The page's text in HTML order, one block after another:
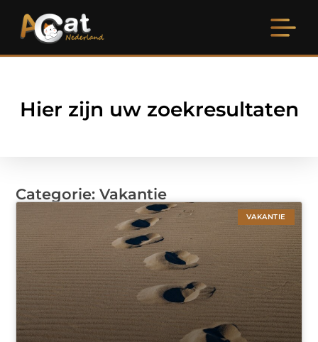
Hier zijn uw zoekresultaten
Categorie: Vakantie
VAKANTIE